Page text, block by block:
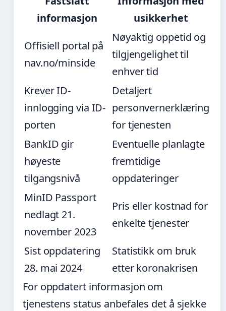
informasjon
usikkerhet
Offisiell portal på
nav.no/minside
Nøyaktig oppetid og
tilgjengelighet til
enhver tid
Krever ID-
innlogging via ID-
porten
Detaljert
personvernerklæring
for tjenesten
BankID gir
høyeste
tilgangsnivå
Eventuelle planlagte
fremtidige
oppdateringer
MinID Passport
nedlagt 21.
november 2023
Pris eller kostnad for
enkelte tjenester
Sist oppdatering
28. mai 2024
Statistikk om bruk
etter koronakrisen
For oppdatert informasjon om
tjenestens status anbefales det å sjekke